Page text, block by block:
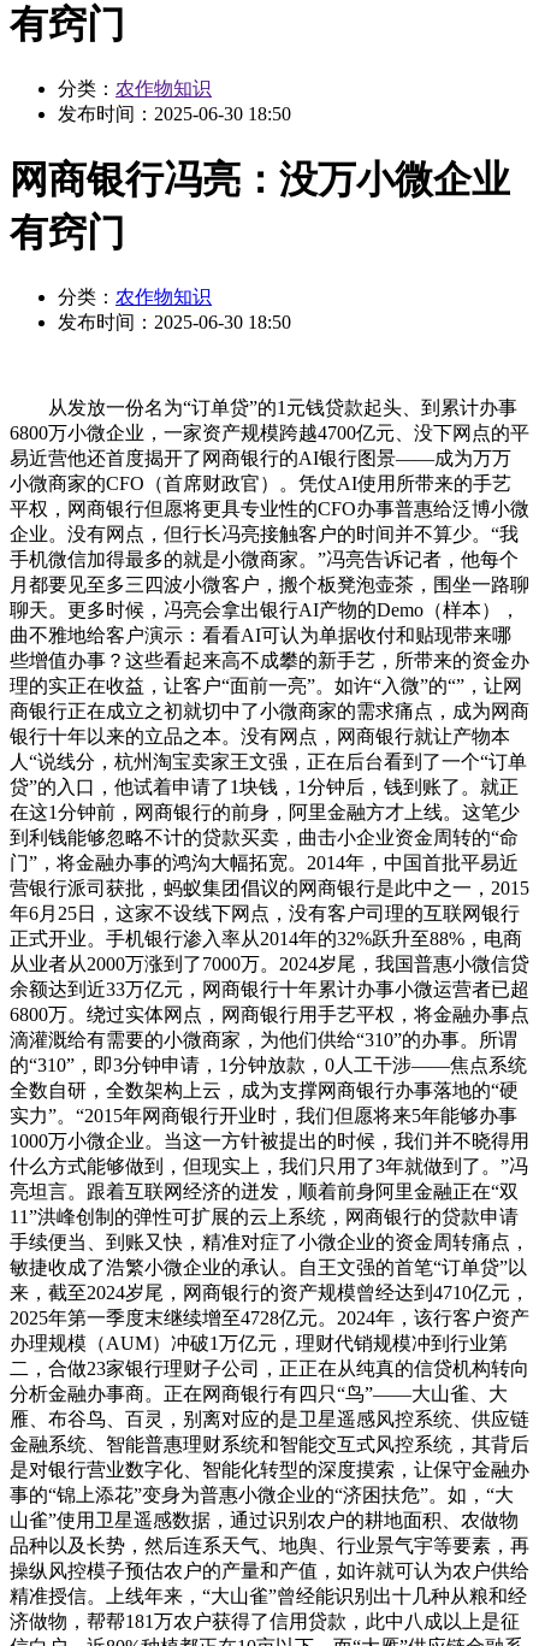
有窍门
分类： 农作物知识
发布时间： 2025-06-30 18:50
网商银行冯亮：没万小微企业
有窍门
分类： 农作物知识
发布时间： 2025-06-30 18:50
从发放一份名为“订单贷”的1元钱贷款起头、到累计办事
6800万小微企业，一家资产规模跨越4700亿元、没下网点的平
易近营他还首度揭开了网商银行的AI银行图景——成为万万
小微商家的CFO（首席财政官）。凭仗AI使用所带来的手艺
平权，网商银行但愿将更具专业性的CFO办事普惠给泛博小微
企业。没有网点，但行长冯亮接触客户的时间并不算少。“我
手机微信加得最多的就是小微商家。”冯亮告诉记者，他每个
月都要见至多三四波小微客户，搬个板凳泡壶茶，围坐一路聊
聊天。更多时候，冯亮会拿出银行AI产物的Demo（样本），
曲不雅地给客户演示：看看AI可认为单据收付和贴现带来哪
些增值办事？这些看起来高不成攀的新手艺，所带来的资金办
理的实正在收益，让客户“面前一亮”。如许“入微”的“”，让网
商银行正在成立之初就切中了小微商家的需求痛点，成为网商
银行十年以来的立品之本。没有网点，网商银行就让产物本
人“说线分，杭州淘宝卖家王文强，正在后台看到了一个“订单
贷”的入口，他试着申请了1块钱，1分钟后，钱到账了。就正
在这1分钟前，网商银行的前身，阿里金融方才上线。这笔少
到利钱能够忽略不计的贷款买卖，曲击小企业资金周转的“命
门”，将金融办事的鸿沟大幅拓宽。2014年，中国首批平易近
营银行派司获批，蚂蚁集团倡议的网商银行是此中之一，2015
年6月25日，这家不设线下网点，没有客户司理的互联网银行
正式开业。手机银行渗入率从2014年的32%跃升至88%，电商
从业者从2000万涨到了7000万。2024岁尾，我国普惠小微信贷
余额达到近33万亿元，网商银行十年累计办事小微运营者已超
6800万。绕过实体网点，网商银行用手艺平权，将金融办事点
滴灌溉给有需要的小微商家，为他们供给“310”的办事。所谓
的“310”，即3分钟申请，1分钟放款，0人工干涉——焦点系统
全数自研，全数架构上云，成为支撑网商银行办事落地的“硬
实力”。“2015年网商银行开业时，我们但愿将来5年能够办事
1000万小微企业。当这一方针被提出的时候，我们并不晓得用
什么方式能够做到，但现实上，我们只用了3年就做到了。”冯
亮坦言。跟着互联网经济的迸发，顺着前身阿里金融正在“双
11”洪峰创制的弹性可扩展的云上系统，网商银行的贷款申请
手续便当、到账又快，精准对症了小微企业的资金周转痛点，
敏捷收成了浩繁小微企业的承认。自王文强的首笔“订单贷”以
来，截至2024岁尾，网商银行的资产规模曾经达到4710亿元，
2025年第一季度末继续增至4728亿元。2024年，该行客户资产
办理规模（AUM）冲破1万亿元，理财代销规模冲到行业第
二，合做23家银行理财子公司，正正在从纯真的信贷机构转向
分析金融办事商。正在网商银行有四只“鸟”——大山雀、大
雁、布谷鸟、百灵，别离对应的是卫星遥感风控系统、供应链
金融系统、智能普惠理财系统和智能交互式风控系统，其背后
是对银行营业数字化、智能化转型的深度摸索，让保守金融办
事的“锦上添花”变身为普惠小微企业的“济困扶危”。如，“大
山雀”使用卫星遥感数据，通过识别农户的耕地面积、农做物
品种以及长势，然后连系天气、地舆、行业景气宇等要素，再
操纵风控模子预估农户的产量和产值，如许就可认为农户供给
精准授信。上线年来，“大山雀”曾经能识别出十几种从粮和经
济做物，帮帮181万农户获得了信用贷款，此中八成以上是征